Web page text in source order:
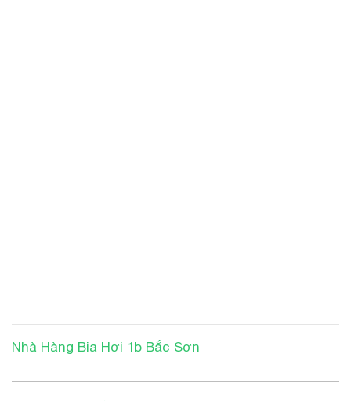
Nhà Hàng Bia Hơi 1b Bắc Sơn